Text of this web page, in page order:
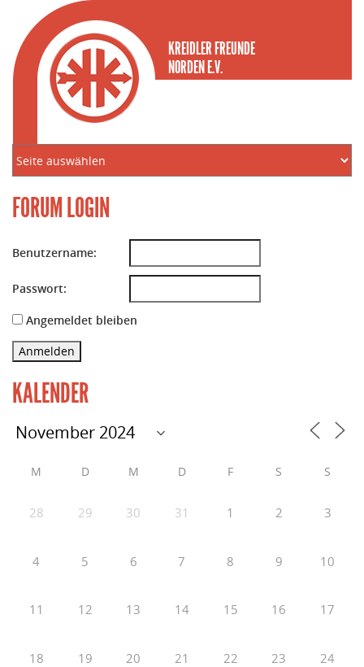
KREIDLER FREUNDE
NORDEN E.V.
FORUM LOGIN
Benutzername:
Passwort:
Angemeldet bleiben
Anmelden
KALENDER
M D M D F S S
28 29 30 31 1 2 3
4 5 6 7 8 9 10
11 12 13 14 15 16 17
18 19 20 21 22 23 24